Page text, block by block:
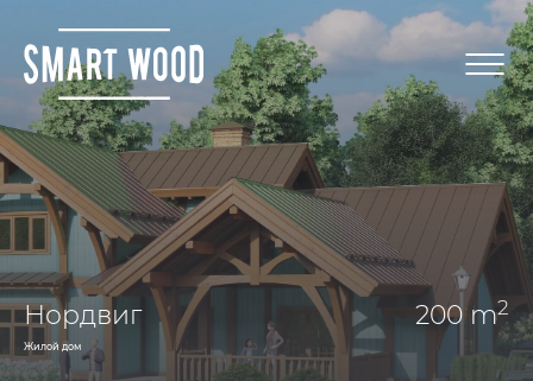
Нордвиг 200 m2
Жилой дом